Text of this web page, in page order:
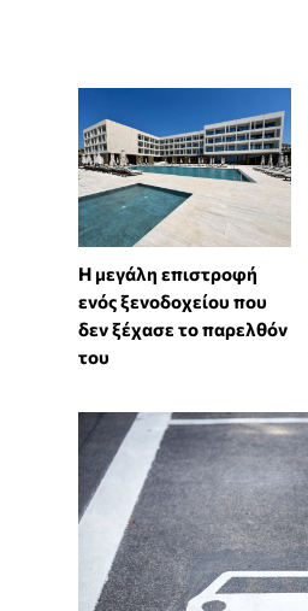
Η μεγάλη επιστροφή
ενός ξενοδοχείου που
δεν ξέχασε το παρελθόν
του